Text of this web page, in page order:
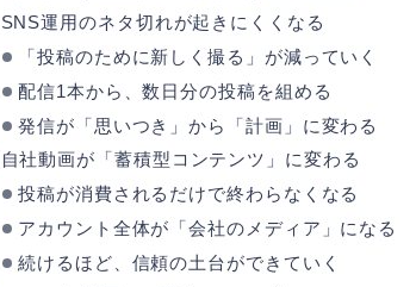
SNS運用のネタ切れが起きにくくなる
「投稿のために新しく撮る」が減っていく
配信1本から、数日分の投稿を組める
発信が「思いつき」から「計画」に変わる
自社動画が「蓄積型コンテンツ」に変わる
投稿が消費されるだけで終わらなくなる
アカウント全体が「会社のメディア」になる
続けるほど、信頼の土台ができていく